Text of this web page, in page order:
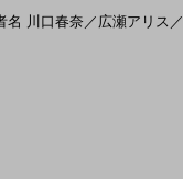
川口春奈 ／ 広瀬アリス ／